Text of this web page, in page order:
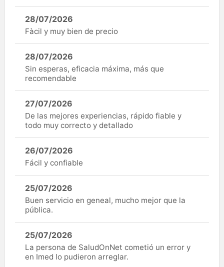
28/07/2026
Fàcil y muy bien de precio
28/07/2026
Sin esperas, eficacia máxima, más que
recomendable
27/07/2026
De las mejores experiencias, rápido fiable y
todo muy correcto y detallado
26/07/2026
Fácil y confiable
25/07/2026
Buen servicio en geneal, mucho mejor que la
pública.
25/07/2026
La persona de SaludOnNet cometió un error y
en Imed lo pudieron arreglar.